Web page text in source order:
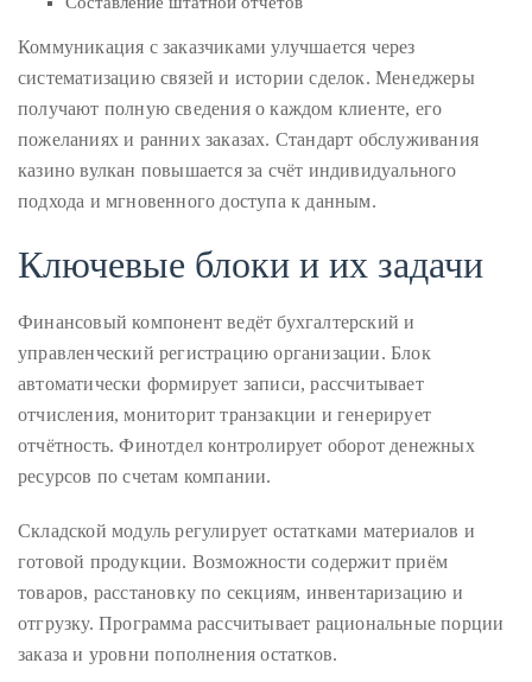
up
with
celebrities
ranging
from
David
Kit
Lady
Gaga
and
Jennifer
Hudson
to
Bennett,
Dame
Joan
Collins,
Sam
Коммуникация с заказчиками улучшается через
систематизацию связей и истории сделок. Менеджеры
получают полную сведения о каждом клиенте, его
пожеланиях и ранних заказах. Стандарт обслуживания
казино вулкан повышается за счёт индивидуального
подхода и мгновенного доступа к данным.
Ключевые блоки и их задачи
Финансовый компонент ведёт бухгалтерский и
управленческий регистрацию организации. Блок
автоматически формирует записи, рассчитывает
отчисления, мониторит транзакции и генерирует
отчётность. Финотдел контролирует оборот денежных
ресурсов по счетам компании.
Складской модуль регулирует остатками материалов и
готовой продукции. Возможности содержит приём
товаров, расстановку по секциям, инвентаризацию и
отгрузку. Программа рассчитывает рациональные порции
заказа и уровни пополнения остатков.